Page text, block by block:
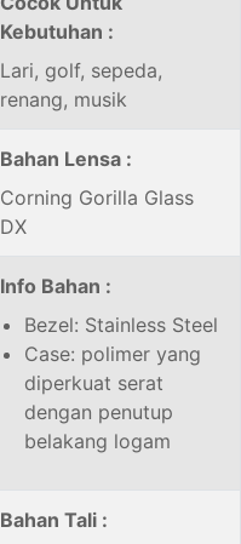
Kebutuhan :
Lari, golf, sepeda,
renang, musik
Bahan Lensa :
Corning Gorilla Glass
DX
Info Bahan :
Bezel: Stainless Steel
Case: polimer yang
diperkuat serat
dengan penutup
belakang logam
Bahan Tali :